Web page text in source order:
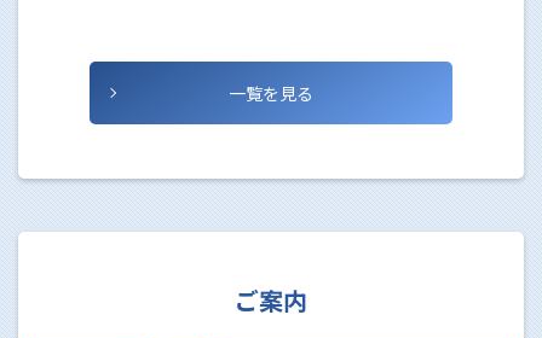
一覧を見る
ご案内